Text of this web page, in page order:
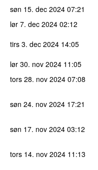
søn 15. dec 2024 07:21
lør 7. dec 2024 02:12
tirs 3. dec 2024 14:05
lør 30. nov 2024 11:05
tors 28. nov 2024 07:08
søn 24. nov 2024 17:21
søn 17. nov 2024 03:12
tors 14. nov 2024 11:13